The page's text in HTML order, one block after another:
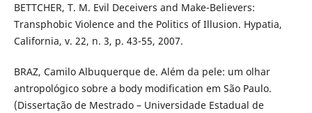
BETTCHER, T. M. Evil Deceivers and Make-Believers:
Transphobic Violence and the Politics of Illusion. Hypatia,
California, v. 22, n. 3, p. 43-55, 2007.
BRAZ, Camilo Albuquerque de. Além da pele: um olhar
antropológico sobre a body modification em São Paulo.
(Dissertação de Mestrado – Universidade Estadual de